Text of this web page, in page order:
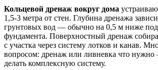
Кольцевой дренаж вокруг дома
1,5-3 метра от стен. Глубина дренажа
грунтовых вод — обычно на 0,5 м ниже
фундамента. Поверхностный дренаж
с участка через систему лотков и канав.
вопросом: дренаж или ливневка что
делать комплексную систему.